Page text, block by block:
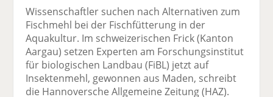
a
uf
F
ac
e
b
el
t
wi
tt
er
n
a
uf
Li
n
e
p
E
m
ai
l
D
ck
e
Wissenschaftler suchen nach Alternativen zum
Fischmehl bei der Fischfütterung in der
Aquakultur. Im schweizerischen Frick (Kanton
Aargau) setzen Experten am Forschungsinstitut
für biologischen Landbau (FiBL) jetzt auf
Insektenmehl, gewonnen aus Maden, schreibt
die Hannoversche Allgemeine Zeitung (HAZ).